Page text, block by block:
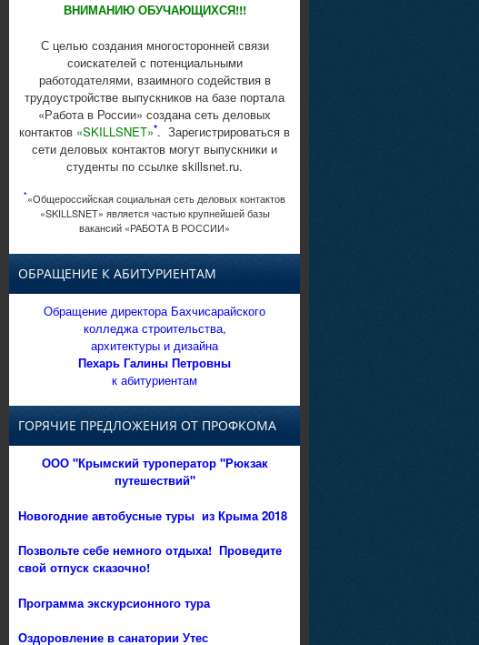
ВНИМАНИЮ ОБУЧАЮЩИХСЯ!!!
С целью создания многосторонней связи
соискателей с потенциальными
работодателями, взаимного содействия в
трудоустройстве выпускников на базе портала
«Работа в России» создана сеть деловых
контактов «SKILLSNET»*. Зарегистрироваться в
сети деловых контактов могут выпускники и
студенты по ссылке skillsnet.ru.
*«Общероссийская социальная сеть деловых контактов
«SKILLSNET» является частью крупнейшей базы
вакансий «РАБОТА В РОССИИ»
ОБРАЩЕНИЕ К АБИТУРИЕНТАМ
Обращение директора Бахчисарайского
колледжа строительства,
архитектуры и дизайна
Пехарь Галины Петровны
к абитуриентам
ГОРЯЧИЕ ПРЕДЛОЖЕНИЯ ОТ ПРОФКОМА
ООО "Крымский туроператор "Рюкзак
путешествий"
Новогодние автобусные туры из Крыма 2018
Позвольте себе немного отдыха! Проведите
свой отпуск сказочно!
Программа экскурсионного тура
Оздоровление в санатории Утес